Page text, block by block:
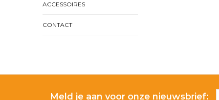
ACCESSOIRES
CONTACT
Meld je aan voor onze nieuwsbrief: